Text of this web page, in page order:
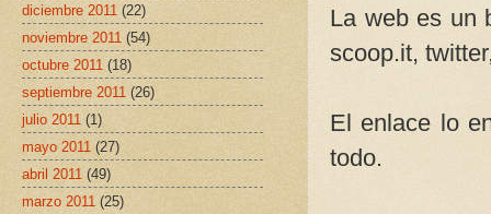
La web es un
scoop.it,
El enlace lo
todo.
diciembre 2011 (22)
noviembre 2011 (54)
octubre 2011 (18)
septiembre 2011 (26)
julio 2011 (1)
mayo 2011 (27)
abril 2011 (49)
marzo 2011 (25)